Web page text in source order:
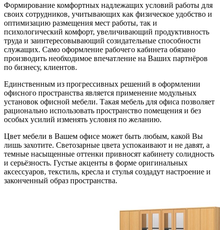
Формирование комфортных надлежащих условий работы для
своих сотрудников, учитывающих как физическое удобство и
оптимизацию размещения мест работы, так и
психологический комфорт, увеличивающий продуктивность
труда и заинтересовывающий созидательные способности
служащих. Само оформление рабочего кабинета обязано
производить необходимое впечатление на Ваших партнёров
по бизнесу, клиентов.
Единственным из прогрессивных решений в оформлении
офисного пространства является применение модульных
установок офисной мебели. Такая мебель для офиса позволяет
рационально использовать пространство помещения и без
особых усилий изменять условия по желанию.
Цвет мебели в Вашем офисе может быть любым, какой Вы
лишь захотите. Светозарные цвета успокаивают и не давят, а
темные насыщенные оттенки привносят кабинету солидность
и серьёзность. Густые акценты в форме оригинальных
аксессуаров, текстиль, кресла и стулья создадут настроение и
законченный образ пространства.